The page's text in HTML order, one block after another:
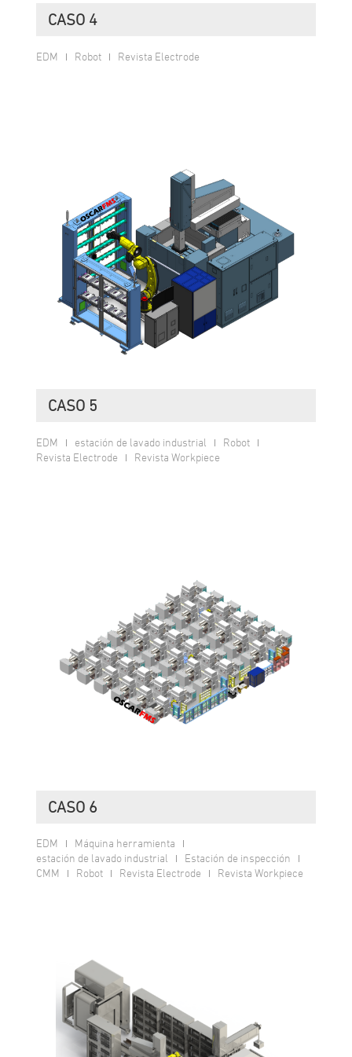
CASO 4
EDM Robot Revista Electrode
CASO 5
EDM estación de lavado industrial
Robot
Revista Electrode
Revista Workpiece
CASO 6
EDM
Máquina herramienta
estación de lavado industrial
Estación de inspección
CMM
Robot Revista Electrode Revista Workpiece